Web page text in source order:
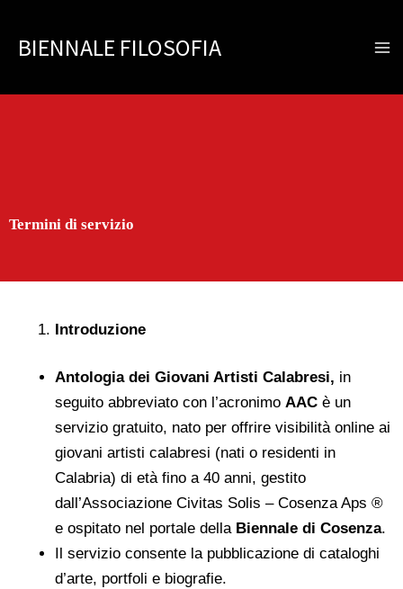
contenuto
BIENNALE FILOSOFIA
Termini di servizio
Introduzione
Antologia dei Giovani Artisti Calabresi, in
seguito abbreviato con l’acronimo AAC è un
servizio gratuito, nato per offrire visibilità online ai
giovani artisti calabresi (nati o residenti in
Calabria) di età fino a 40 anni, gestito
dall’Associazione Civitas Solis – Cosenza Aps ®
e ospitato nel portale della Biennale di Cosenza.
Il servizio consente la pubblicazione di cataloghi
d’arte, portfoli e biografie.